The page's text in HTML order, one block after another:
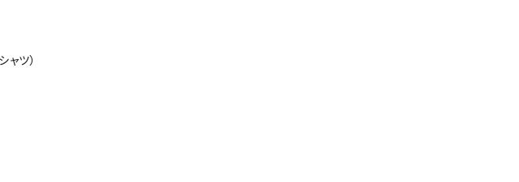
ツ）